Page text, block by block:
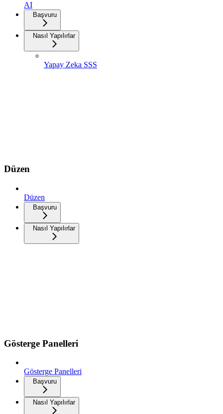
AI
Başvuru
Nasıl Yapılırlar
Yapay Zeka SSS
Düzen
Düzen
Başvuru
Nasıl Yapılırlar
Gösterge Panelleri
Gösterge Panelleri
Başvuru
Nasıl Yapılırlar